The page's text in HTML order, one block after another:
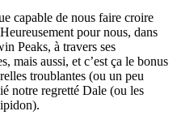
capable de nous faire croire
pour nous, dans
Peaks, à travers ses
mais aussi, et c’est ça le bonus
troublantes (ou un peu
notre regretté Dale (ou les